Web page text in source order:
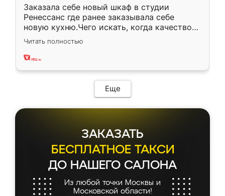
Заказала себе новый шкаф в студии
Ренессанс где ранее заказывала себе
новую кухню.Чего искать, когда качеством
вполне довольна. Служит кухня уже почти
два года, нареканий нет.
Читать полностью
Еще
ЗАКАЗАТЬ
БЕСПЛАТНОЕ ТАКСИ
ДО НАШЕГО САЛОНА
Из любой точки Москвы и
Московской области!